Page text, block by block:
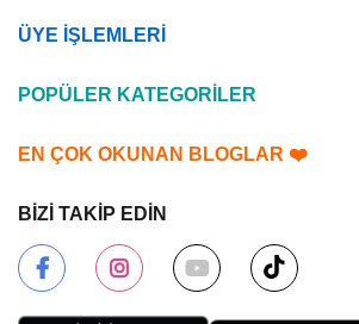
ÜYE İŞLEMLERİ
POPÜLER KATEGORİLER
EN ÇOK OKUNAN BLOGLAR ❤️
BİZİ TAKİP EDİN